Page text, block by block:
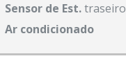
Sensor de Est.traseiro
Ar condicionado